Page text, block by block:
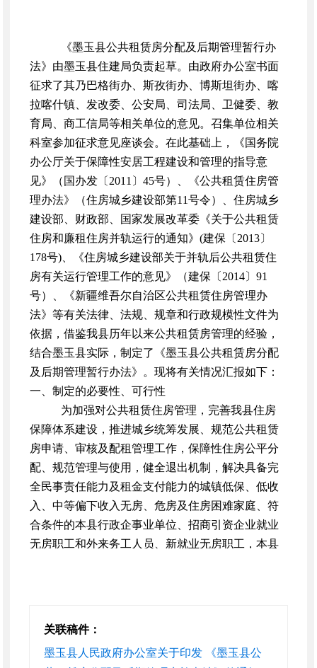
《墨玉县公共租赁房分配及后期管理暂行办
法》由墨玉县住建局负责起草。由政府办公室书面
征求了其乃巴格街办、斯孜街办、博斯坦街办、喀
拉喀什镇、发改委、公安局、司法局、卫健委、教
育局、商工信局等相关单位的意见。召集单位相关
科室参加征求意见座谈会。在此基础上，《国务院
办公厅关于保障性安居工程建设和管理的指导意
见》（国办发〔2011〕45号）、《公共租赁住房管
理办法》（住房城乡建设部第11号令）、住房城乡
建设部、财政部、国家发展改革委《关于公共租赁
住房和廉租住房并轨运行的通知》(建保〔2013〕
178号)、《住房城乡建设部关于并轨后公共租赁住
房有关运行管理工作的意见》（建保〔2014〕91
号）、《新疆维吾尔自治区公共租赁住房管理办
法》等有关法律、法规、规章和行政规模性文件为
依据，借鉴我县历年以来公共租赁房管理的经验，
结合墨玉县实际，制定了《墨玉县公共租赁房分配
及后期管理暂行办法》。现将有关情况汇报如下：
一、制定的必要性、可行性
为加强对公共租赁住房管理，完善我县住房
保障体系建设，推进城乡统筹发展、规范公共租赁
房申请、审核及配租管理工作，保障性住房公平分
配、规范管理与使用，健全退出机制，解决具备完
全民事责任能力及租金支付能力的城镇低保、低收
入、中等偏下收入无房、危房及住房困难家庭、符
合条件的本县行政企事业单位、招商引资企业就业
无房职工和外来务工人员、新就业无房职工，本县
战在反恐维稳、脱贫攻坚第一线的等各级人民政府
认定的特殊群体的住房问题。
关联稿件：
墨玉县人民政府办公室关于印发 《墨玉县公